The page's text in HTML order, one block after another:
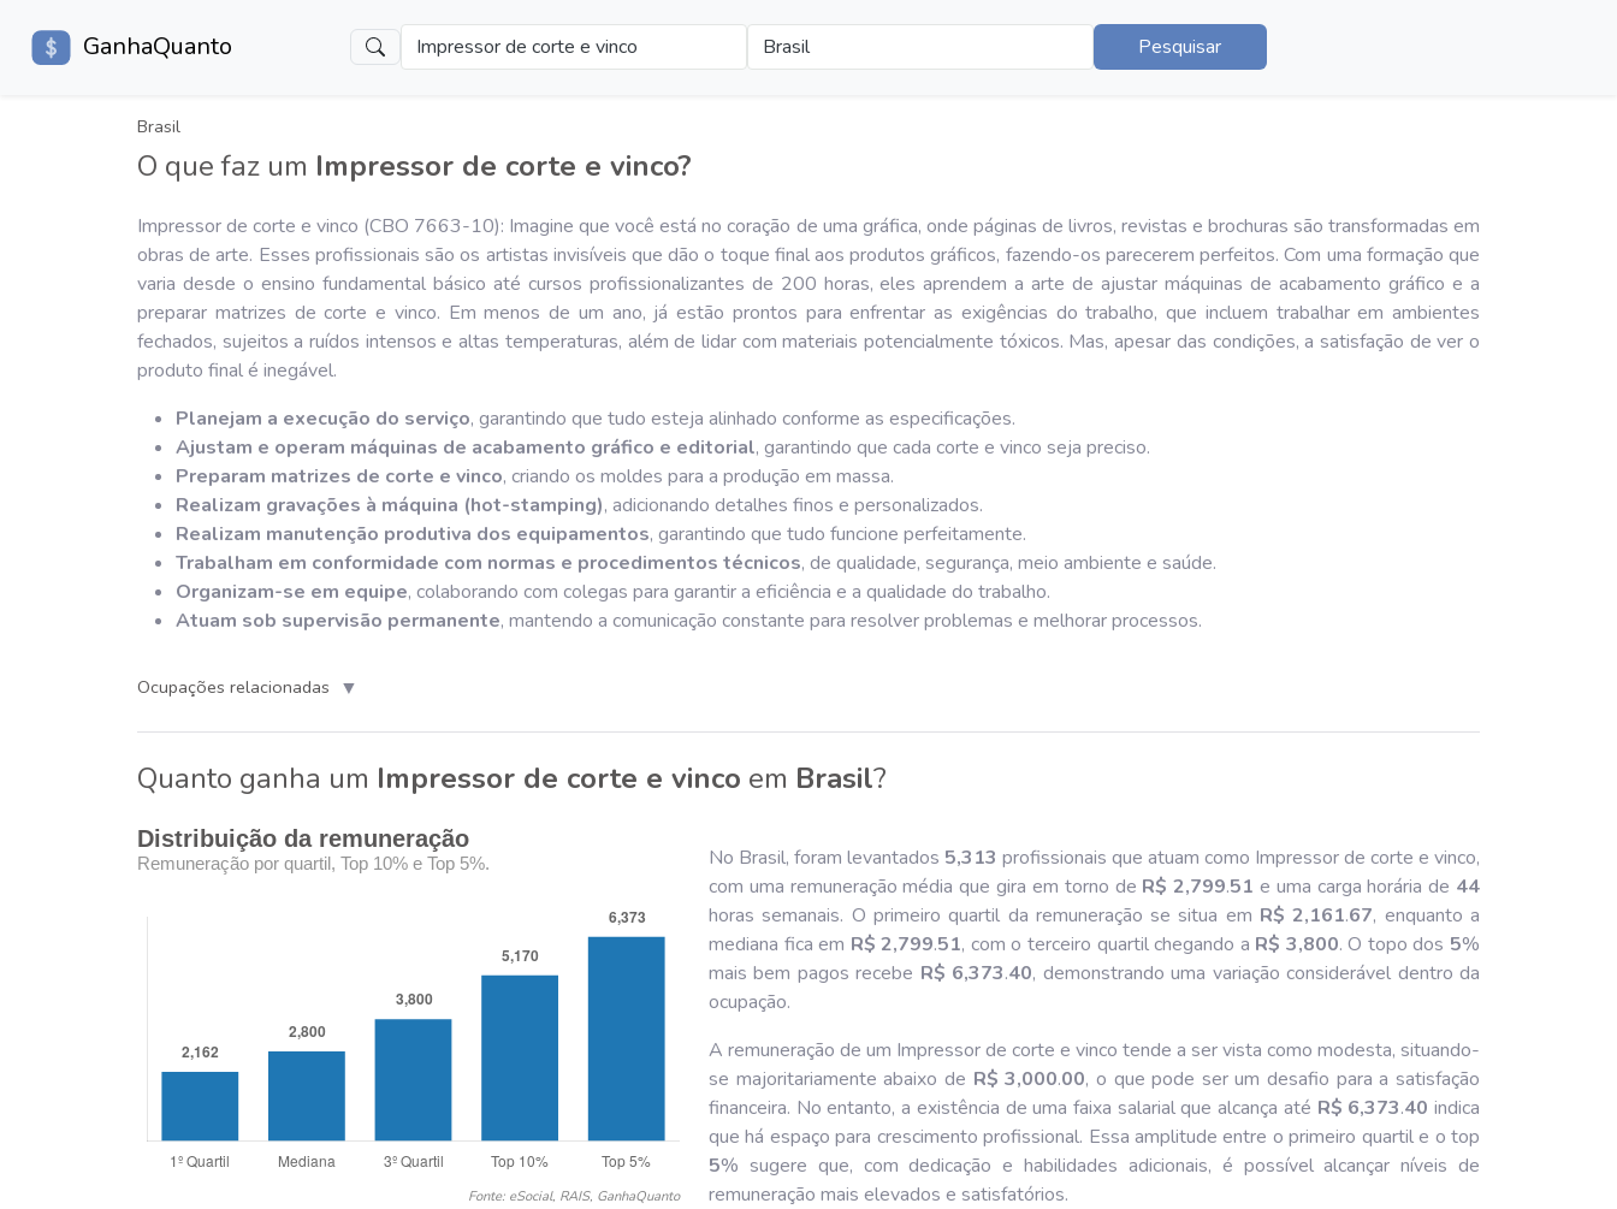
GanhaQuanto Impressor de corte e vinco Brasil Pesquisar
Brasil
O que faz um Impressor de corte e vinco?
Impressor de corte e vinco (CBO 7663-10): Imagine que você está no coração de uma gráfica, onde páginas de livros, revistas e brochuras são transformadas em
obras de arte. Esses profissionais são os artistas invisíveis que dão o toque final aos produtos gráficos, fazendo-os parecerem perfeitos. Com uma formação que
varia desde o ensino fundamental básico até cursos profissionalizantes de 200 horas, eles aprendem a arte de ajustar máquinas de acabamento gráfico e a
preparar matrizes de corte e vinco. Em menos de um ano, já estão prontos para enfrentar as exigências do trabalho, que incluem trabalhar em ambientes
fechados, sujeitos a ruídos intensos e altas temperaturas, além de lidar com materiais potencialmente tóxicos. Mas, apesar das condições, a satisfação de ver o
produto final é inegável.
Planejam a execução do serviço, garantindo que tudo esteja alinhado conforme as especificações.
Ajustam e operam máquinas de acabamento gráfico e editorial, garantindo que cada corte e vinco seja preciso.
Preparam matrizes de corte e vinco, criando os moldes para a produção em massa.
Realizam gravações à máquina (hot-stamping), adicionando detalhes finos e personalizados.
Realizam manutenção produtiva dos equipamentos, garantindo que tudo funcione perfeitamente.
Trabalham em conformidade com normas e procedimentos técnicos, de qualidade, segurança, meio ambiente e saúde.
Organizam-se em equipe, colaborando com colegas para garantir a eficiência e a qualidade do trabalho.
Atuam sob supervisão permanente, mantendo a comunicação constante para resolver problemas e melhorar processos.
Ocupações relacionadas ▼
Quanto ganha um Impressor de corte e vinco em Brasil?
Distribuição da remuneração
Remuneração por quartil, Top 10% e Top 5%.
Fonte: eSocial, RAIS, GanhaQuanto
No Brasil, foram levantados 5,313 profissionais que atuam como Impressor de corte e vinco,
com uma remuneração média que gira em torno de R$ 2,799.51 e uma carga horária de 44
horas semanais. O primeiro quartil da remuneração se situa em R$ 2,161.67, enquanto a
mediana fica em R$ 2,799.51, com o terceiro quartil chegando a R$ 3,800. O topo dos 5%
mais bem pagos recebe R$ 6,373.40, demonstrando uma variação considerável dentro da
ocupação.
A remuneração de um Impressor de corte e vinco tende a ser vista como modesta, situando-
se majoritariamente abaixo de R$ 3,000.00, o que pode ser um desafio para a satisfação
financeira. No entanto, a existência de uma faixa salarial que alcança até R$ 6,373.40 indica
que há espaço para crescimento profissional. Essa amplitude entre o primeiro quartil e o top
5% sugere que, com dedicação e habilidades adicionais, é possível alcançar níveis de
remuneração mais elevados e satisfatórios.